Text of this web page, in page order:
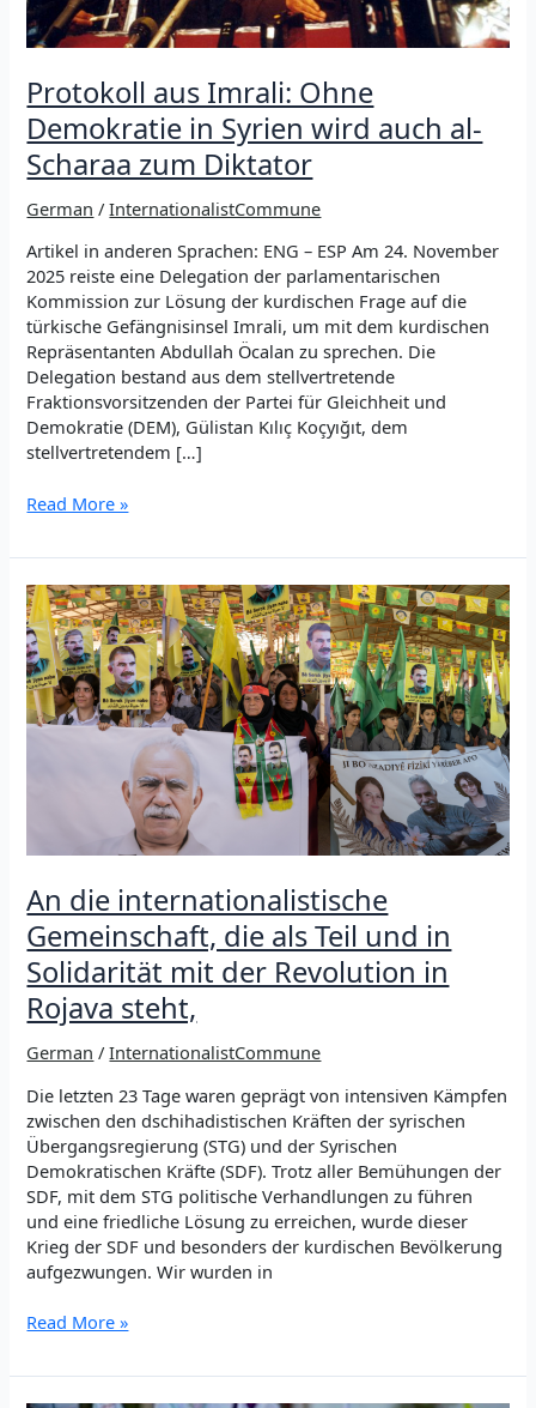
Protokoll aus Imrali: Ohne
Demokratie in Syrien wird auch al-
Scharaa zum Diktator
German /InternationalistCommune
Artikel in anderen Sprachen: ENG – ESP Am 24. November
2025 reiste eine Delegation der parlamentarischen
Kommission zur Lösung der kurdischen Frage auf die
türkische Gefängnisinsel Imrali, um mit dem kurdischen
Repräsentanten Abdullah Öcalan zu sprechen. Die
Delegation bestand aus dem stellvertretende
Fraktionsvorsitzenden der Partei für Gleichheit und
Demokratie (DEM), Gülistan Kılıç Koçyığıt, dem
stellvertretendem […]
Protokoll
Imrali:
Demokratie
in
Syrien
wird
auch
al-
Read More »
An die internationalistische
Gemeinschaft, die als Teil und in
Solidarität mit der Revolution in
Rojava steht,
German /InternationalistCommune
Die letzten 23 Tage waren geprägt von intensiven Kämpfen
zwischen den dschihadistischen Kräften der syrischen
Übergangsregierung (STG) und der Syrischen
Demokratischen Kräfte (SDF). Trotz aller Bemühungen der
SDF, mit dem STG politische Verhandlungen zu führen
und eine friedliche Lösung zu erreichen, wurde dieser
Krieg der SDF und besonders der kurdischen Bevölkerung
aufgezwungen. Wir wurden in
An
internationalistische
Read More »